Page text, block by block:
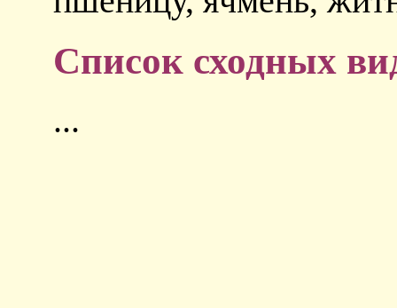
Список сходных
...